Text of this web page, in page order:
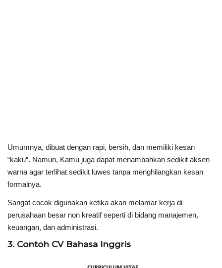
Umumnya, dibuat dengan rapi, bersih, dan memiliki kesan
“kaku”. Namun, Kamu juga dapat menambahkan sedikit aksen
warna agar terlihat sedikit luwes tanpa menghilangkan kesan
formalnya.
Sangat cocok digunakan ketika akan melamar kerja di
perusahaan besar non kreatif seperti di bidang manajemen,
keuangan, dan administrasi.
3. Contoh CV Bahasa Inggris